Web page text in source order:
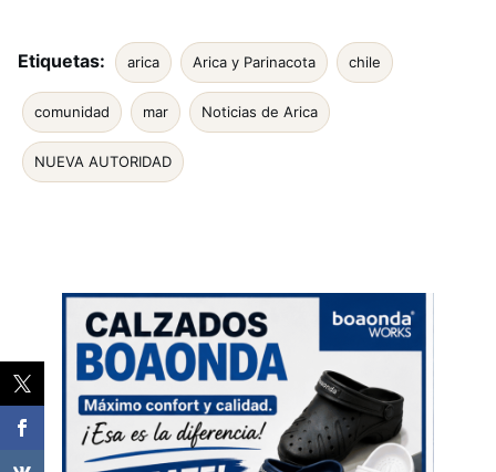
Etiquetas: arica Arica y Parinacota chile
comunidad mar Noticias de Arica
NUEVA AUTORIDAD